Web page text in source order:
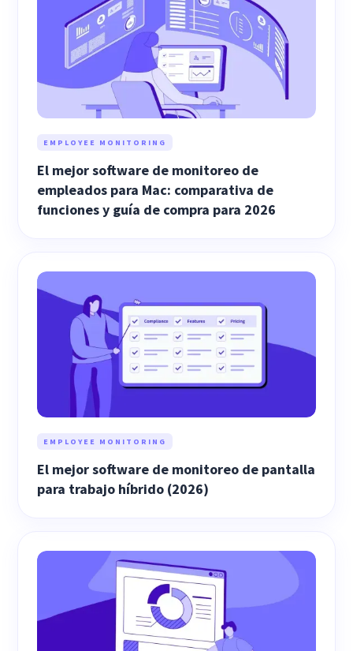
EMPLOYEE MONITORING
El mejor software de monitoreo de
empleados para Mac: comparativa de
funciones y guía de compra para 2026
EMPLOYEE MONITORING
El mejor software de monitoreo de pantalla
para trabajo híbrido (2026)